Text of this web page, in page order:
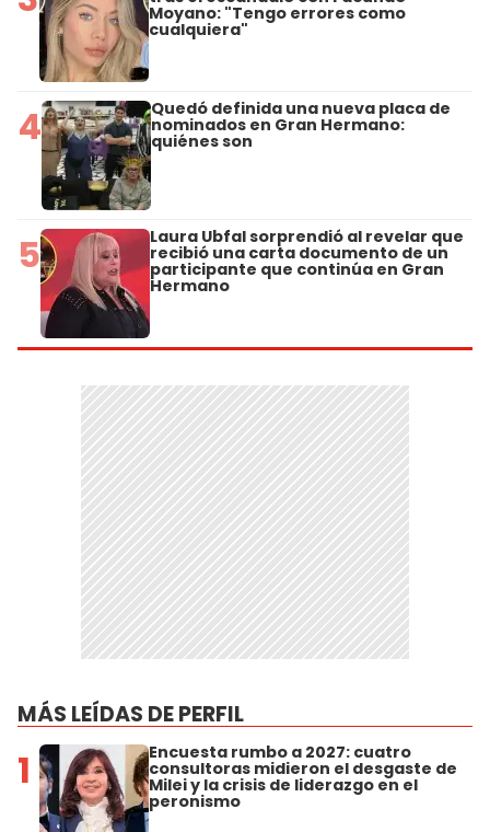
Moyano: "Tengo errores como
cualquiera"
4 Quedó definida una nueva placa de
nominados en Gran Hermano:
quiénes son
5 Laura Ubfal sorprendió al revelar que
recibió una carta documento de un
participante que continúa en Gran
Hermano
MÁS LEÍDAS DE PERFIL
1 Encuesta rumbo a 2027: cuatro
consultoras midieron el desgaste de
Milei y la crisis de liderazgo en el
peronismo